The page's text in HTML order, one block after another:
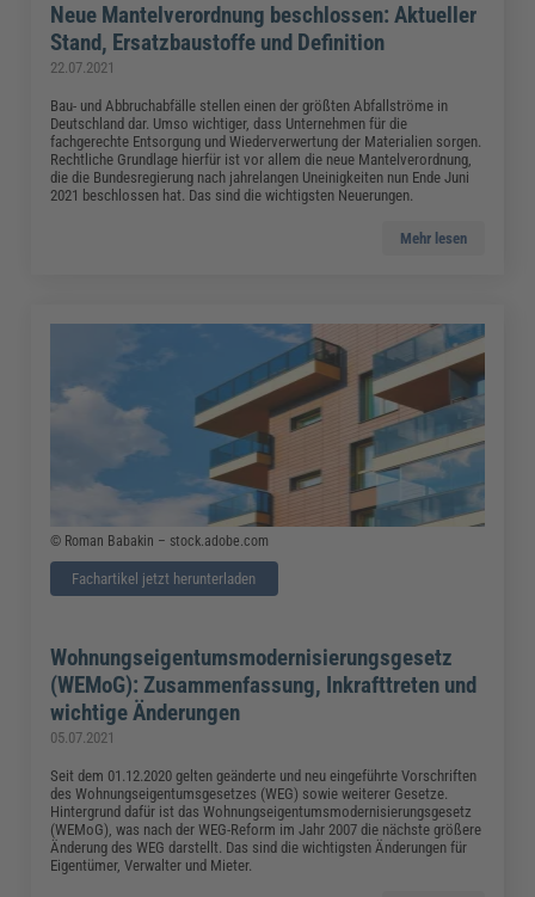
Neue Mantelverordnung beschlossen: Aktueller
Stand, Ersatzbaustoffe und Definition
22.07.2021
Bau- und Abbruchabfälle stellen einen der größten Abfallströme in
Deutschland dar. Umso wichtiger, dass Unternehmen für die
fachgerechte Entsorgung und Wiederverwertung der Materialien sorgen.
Rechtliche Grundlage hierfür ist vor allem die neue Mantelverordnung,
die die Bundesregierung nach jahrelangen Uneinigkeiten nun Ende Juni
2021 beschlossen hat. Das sind die wichtigsten Neuerungen.
Mehr lesen
© Roman Babakin – stock.adobe.com
Fachartikel jetzt herunterladen
Wohnungseigentumsmodernisierungsgesetz
(WEMoG): Zusammenfassung, Inkrafttreten und
wichtige Änderungen
05.07.2021
Seit dem 01.12.2020 gelten geänderte und neu eingeführte Vorschriften
des Wohnungseigentumsgesetzes (WEG) sowie weiterer Gesetze.
Hintergrund dafür ist das Wohnungseigentumsmodernisierungsgesetz
(WEMoG), was nach der WEG-Reform im Jahr 2007 die nächste größere
Änderung des WEG darstellt. Das sind die wichtigsten Änderungen für
Eigentümer, Verwalter und Mieter.